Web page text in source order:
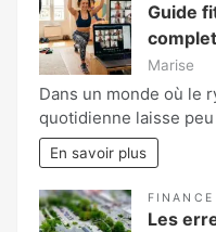
Guide
Marise
Dans un monde où le
quotidienne laisse
En savoir plus
FINANCE
Les